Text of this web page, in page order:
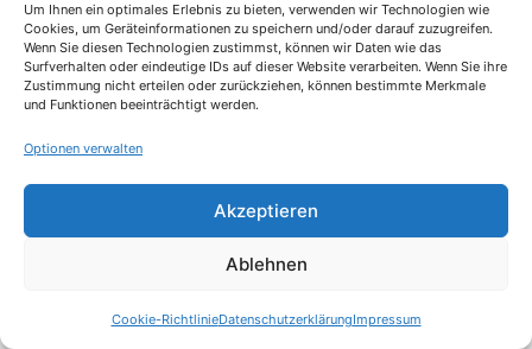
Um Ihnen ein optimales Erlebnis zu bieten, verwenden wir Technologien wie
Cookies, um Geräteinformationen zu speichern und/oder darauf zuzugreifen.
Wenn Sie diesen Technologien zustimmst, können wir Daten wie das
Surfverhalten oder eindeutige IDs auf dieser Website verarbeiten. Wenn Sie ihre
Zustimmung nicht erteilen oder zurückziehen, können bestimmte Merkmale
und Funktionen beeinträchtigt werden.
Optionen verwalten
Akzeptieren
Ablehnen
Cookie-RichtlinieDatenschutzerklärungImpressum
© All rights reserved - CEval GmbH 2026 | webdesign by